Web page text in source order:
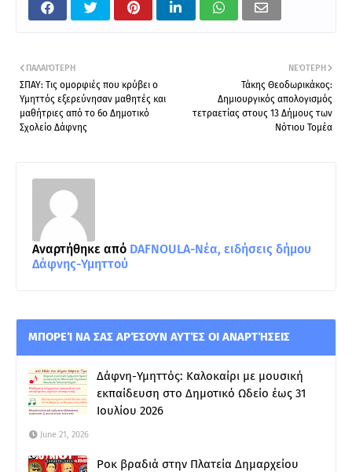
ΝΕΌΤΕΡΗ
Τάκης Θεοδωρικάκος:
Δημιουργικός απολογισμός
τετραετίας στους 13 Δήμους των
Νότιου Τομέα
ΠΑΛΑΙΌΤΕΡΗ
ΣΠΑΥ: Τις ομορφιές που κρύβει ο
Υμηττός εξερεύνησαν μαθητές και
μαθήτριες από το 6ο Δημοτικό
Σχολείο Δάφνης
Αναρτήθηκε από DAFNOULA-Νέα, ειδήσεις δήμου
Δάφνης-Υμηττού
ΜΠΟΡΕΊ ΝΑ ΣΑΣ ΑΡΈΣΟΥΝ ΑΥΤΈΣ ΟΙ ΑΝΑΡΤΉΣΕΙΣ
Δάφνη-Υμηττός: Καλοκαίρι με μουσική
εκπαίδευση στο Δημοτικό Ωδείο έως 31
Ιουλίου 2026
June 21, 2026
Ροκ βραδιά στην Πλατεία Δημαρχείου